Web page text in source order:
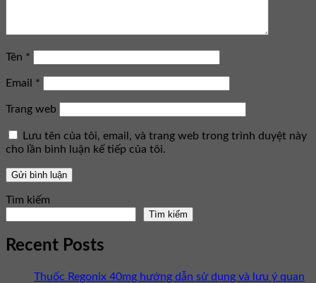
Tên *
Email *
Trang web
Lưu tên của tôi, email, và trang web trong trình duyệt này
cho lần bình luận kế tiếp của tôi.
Tìm kiếm
Tìm kiếm
Recent Posts
Thuốc Regonix 40mg hướng dẫn sử dụng và lưu ý quan